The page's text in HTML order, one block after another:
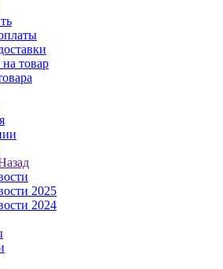
товар
2025
2024